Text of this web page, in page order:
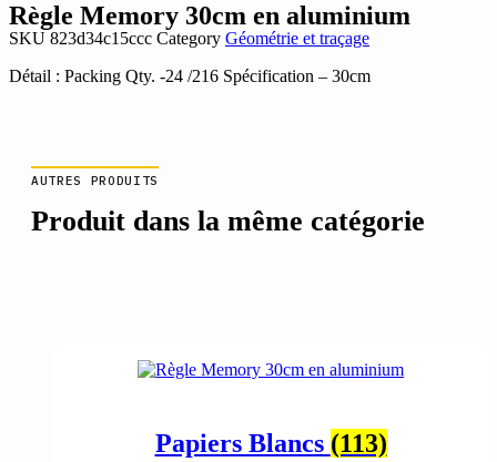
Règle Memory 30cm en aluminium
SKU 823d34c15ccc Category Géométrie et traçage
Détail : Packing Qty. -24 /216 Spécification – 30cm
AUTRES PRODUITS
Produit dans la même catégorie
Papiers Blancs (113)